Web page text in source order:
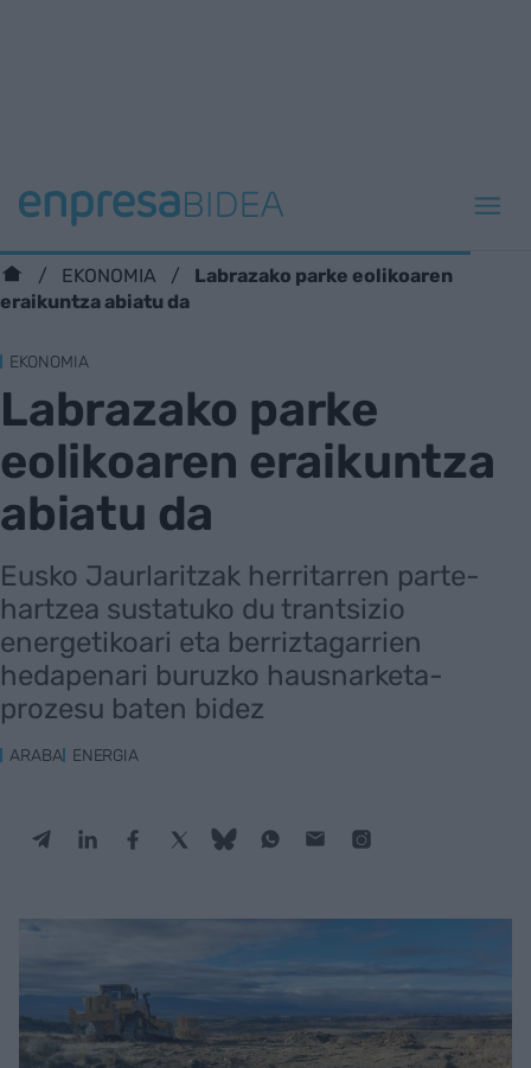
EKONOMIA
Labrazako parke eolikoaren
eraikuntza abiatu da
EKONOMIA
Labrazako parke
eolikoaren eraikuntza
abiatu da
Eusko Jaurlaritzak herritarren parte-
hartzea sustatuko du trantsizio
energetikoari eta berriztagarrien
hedapenari buruzko hausnarketa-
prozesu baten bidez
ARABA ENERGIA